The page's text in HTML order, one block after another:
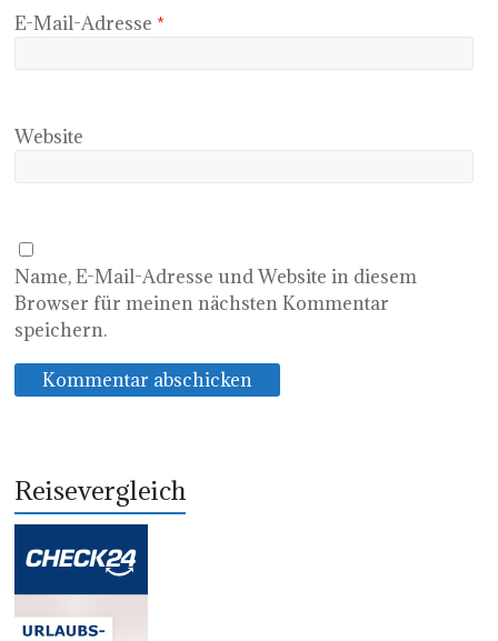
E-Mail-Adresse *
Website
Name, E-Mail-Adresse und Website in diesem
Browser für meinen nächsten Kommentar
speichern.
Reisevergleich